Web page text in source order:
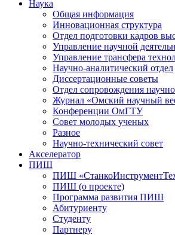
Наука
Общая информация
Инновационная структура
Отдел подготовки кадров
Управление научной
Управление трансфера
Научно-аналитический отдел
Диссертационные советы
Отдел сопровождения
Журнал «Омский научный
Конференции ОмГТУ
Совет молодых ученых
Разное
Научно-технический совет
Акселератор
ПИШ
ПИШ
ПИШ (о проекте)
Программа развития ПИШ
Абитуриенту
Студенту
Партнеру